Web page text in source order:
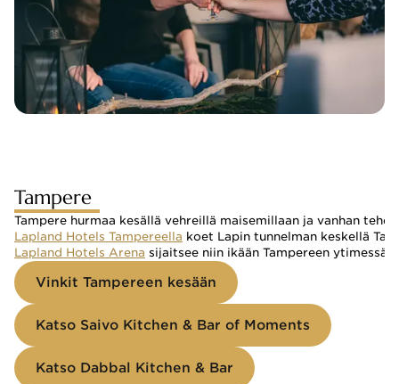
Tampere
Tampere hurmaa kesällä vehreillä maisemillaan ja vanhan
Lapland Hotels Tampereella koet Lapin tunnelman keskellä
Lapland Hotels Arena sijaitsee niin ikään Tampereen
Vinkit Tampereen kesään
Katso Saivo Kitchen & Bar of Moments
Katso Dabbal Kitchen & Bar